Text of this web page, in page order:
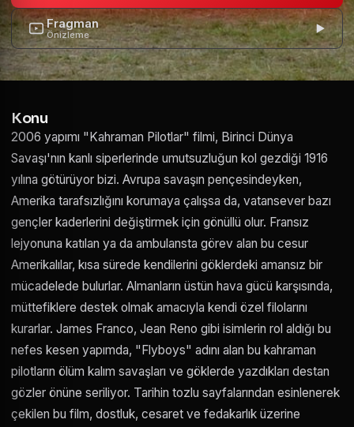
Fragman
Önizleme
Konu
2006 yapımı "Kahraman Pilotlar" filmi, Birinci Dünya
Savaşı'nın kanlı siperlerinde umutsuzluğun kol gezdiği 1916
yılına götürüyor bizi. Avrupa savaşın pençesindeyken,
Amerika tarafsızlığını korumaya çalışsa da, vatansever bazı
gençler kaderlerini değiştirmek için gönüllü olur. Fransız
lejyonuna katılan ya da ambulansta görev alan bu cesur
Amerikalılar, kısa sürede kendilerini göklerdeki amansız bir
mücadelede bulurlar. Almanların üstün hava gücü karşısında,
müttefiklere destek olmak amacıyla kendi özel filolarını
kurarlar. James Franco, Jean Reno gibi isimlerin rol aldığı bu
nefes kesen yapımda, "Flyboys" adını alan bu kahraman
pilotların ölüm kalım savaşları ve göklerde yazdıkları destan
gözler önüne seriliyor. Tarihin tozlu sayfalarından esinlenerek
çekilen bu film, dostluk, cesaret ve fedakarlık üzerine